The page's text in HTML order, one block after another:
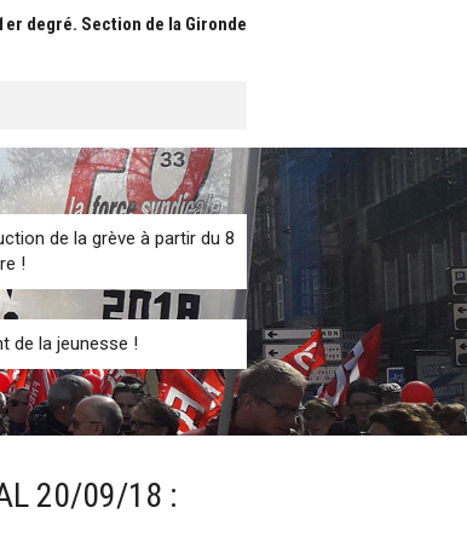
degré. Section de la Gironde
de la grève à partir du 8
!
de la jeunesse !
20/09/18 :